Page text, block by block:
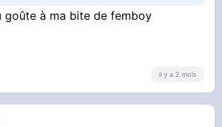
goûte à ma bite de femboy
il y a 2 mois